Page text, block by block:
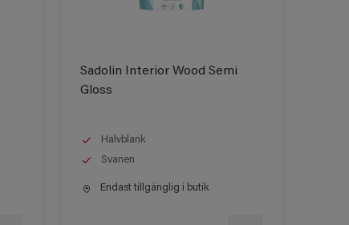
Sadolin Interior Wood Semi
Gloss
Halvblank
Svanen
Endast tillgänglig i butik